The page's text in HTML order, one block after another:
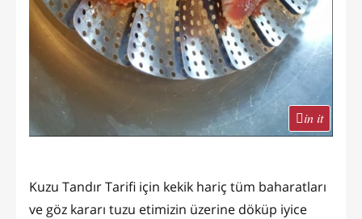
in it
Kuzu Tandır Tarifi için kekik hariç tüm baharatları
ve göz kararı tuzu etimizin üzerine döküp iyice